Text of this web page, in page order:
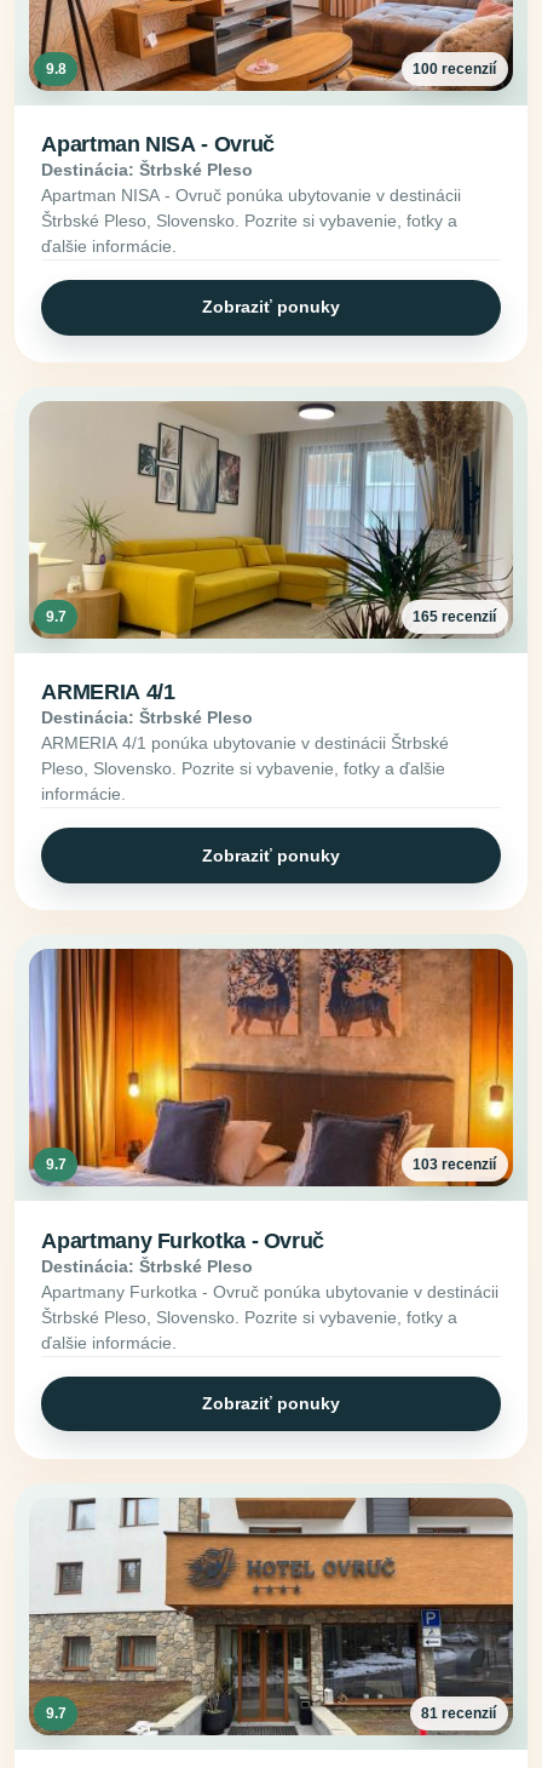
9.8 100 recenzií
Apartman NISA - Ovruč
Destinácia: Štrbské Pleso
Apartman NISA - Ovruč ponúka ubytovanie v destinácii
Štrbské Pleso, Slovensko. Pozrite si vybavenie, fotky a
ďalšie informácie.
Zobraziť ponuky
9.7 165 recenzií
ARMERIA 4/1
Destinácia: Štrbské Pleso
ARMERIA 4/1 ponúka ubytovanie v destinácii Štrbské
Pleso, Slovensko. Pozrite si vybavenie, fotky a ďalšie
informácie.
Zobraziť ponuky
9.7 103 recenzií
Apartmany Furkotka - Ovruč
Destinácia: Štrbské Pleso
Apartmany Furkotka - Ovruč ponúka ubytovanie v destinácii
Štrbské Pleso, Slovensko. Pozrite si vybavenie, fotky a
ďalšie informácie.
Zobraziť ponuky
9.7 81 recenzií